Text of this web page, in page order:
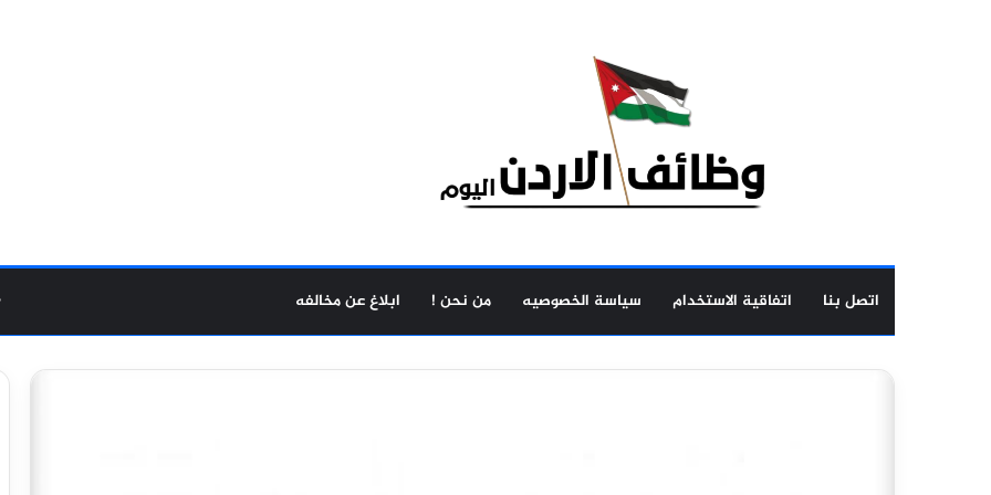
اتصل بنا اتفاقية الاستخدام سياسة الخصوصيه من نحن ! ابلاغ عن مخالفه